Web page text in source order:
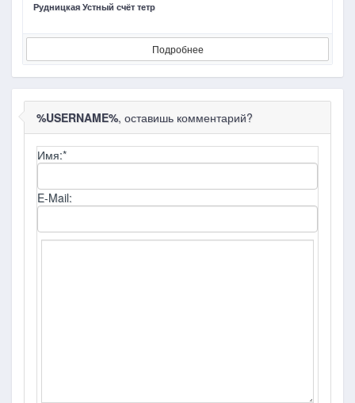
Рудницкая Устный счёт тетр
Подробнее
%USERNAME%, оставишь комментарий?
Имя:*
E-Mail: